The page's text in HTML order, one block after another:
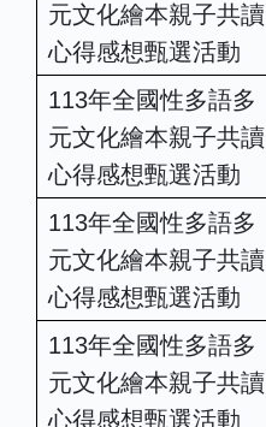
元文化繪本親子共讀
心得感想甄選活動
113年全國性多語多
元文化繪本親子共讀
心得感想甄選活動
113年全國性多語多
元文化繪本親子共讀
心得感想甄選活動
113年全國性多語多
元文化繪本親子共讀
心得感想甄選活動